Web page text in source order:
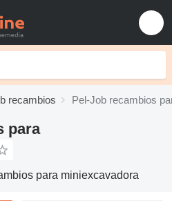
recambios Pel-Job recambios
para
para miniexcavadora